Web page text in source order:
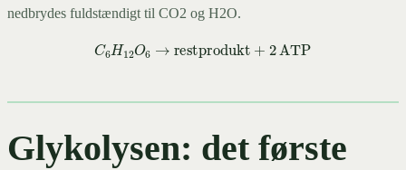
nedbrydes fuldstændigt til CO2 og H2O.
Glykolysen: det første